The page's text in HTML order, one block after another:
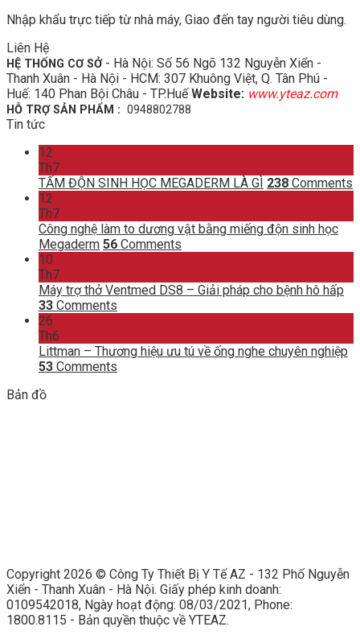
Nhập khẩu trực tiếp từ nhà máy, Giao đến tay người tiêu dùng.
Liên Hệ
HỆ THỐNG CƠ SỞ - Hà Nội: Số 56 Ngõ 132 Nguyễn Xiển -
Thanh Xuân - Hà Nội - HCM: 307 Khuông Việt, Q. Tân Phú -
Huế: 140 Phan Bội Châu - TP.HuếWebsite: www.yteaz.com
HỖ TRỢ SẢN PHẨM : 0948802788
Tin tức
12
Th7
TẤM ĐỘN SINH HỌC MEGADERM LÀ GÌ 238 Comments
12
Th7
Công nghệ làm to dương vật bằng miếng độn sinh học
Megaderm 56 Comments
10
Th7
Máy trợ thở Ventmed DS8 – Giải pháp cho bệnh hô hấp
33 Comments
26
Th6
Littman – Thương hiệu ưu tú về ống nghe chuyên nghiệp
53 Comments
Bản đồ
Copyright 2026 © Công Ty Thiết Bị Y Tế AZ - 132 Phố Nguyễn
Xiển - Thanh Xuân - Hà Nội. Giấy phép kinh doanh:
0109542018, Ngày hoạt động: 08/03/2021, Phone:
1800.8115 - Bản quyền thuộc về YTEAZ.